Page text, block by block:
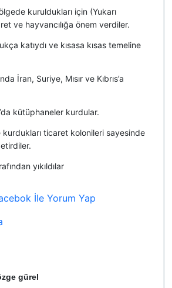
kuruldukları için (Yukarı
ve hayvancılığa önem verdiler.
katıydı ve kısasa kısas temeline
İran, Suriye, Mısır ve Kıbrıs’a
kütüphaneler kurdular.
kurdukları ticaret kolonileri sayesinde
yıkıldılar
İle Yorum Yap
gürel